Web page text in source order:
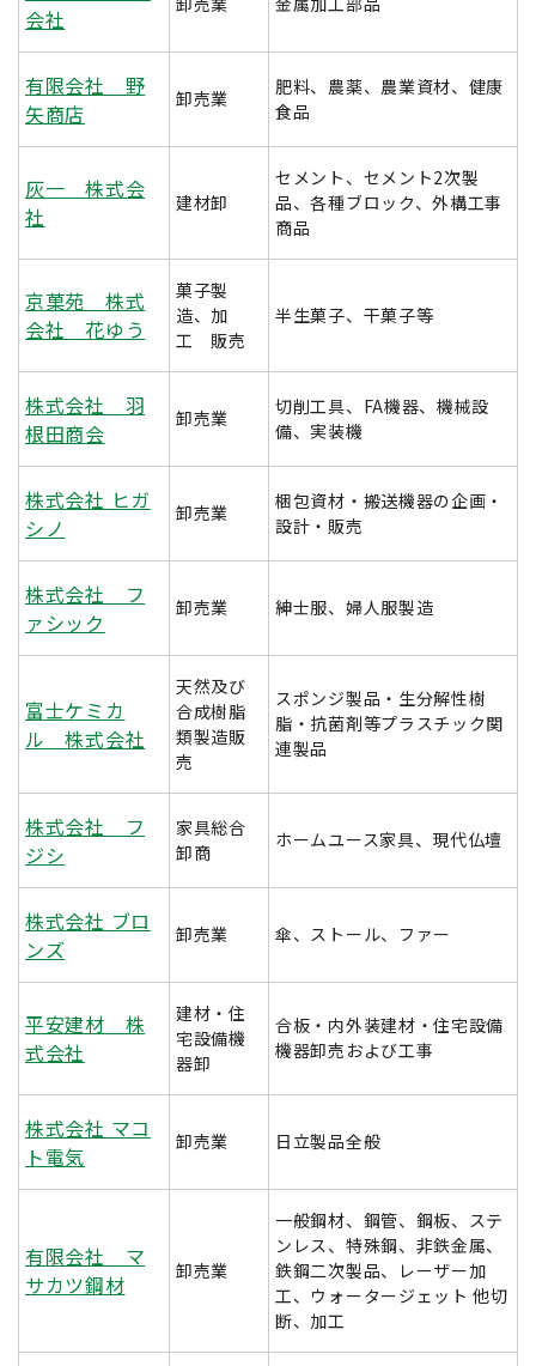
会社
有限会社 野
矢商店
卸売業
肥料、農薬、農業資材、健康
食品
灰一 株式会
社
建材卸
セメント、セメント2次製
品、各種ブロック、外構工事
商品
京菓苑 株式
会社 花ゆう
菓子製
造、加
工 販売
半生菓子、干菓子等
株式会社 羽
根田商会
卸売業
切削工具、FA機器、機械設
備、実装機
株式会社 ヒガ
シノ
卸売業
梱包資材・搬送機器の企画・
設計・販売
株式会社 フ
ァシック
卸売業 紳士服、婦人服製造
富士ケミカ
ル 株式会社
天然及び
合成樹脂
類製造販
売
スポンジ製品・生分解性樹
脂・抗菌剤等プラスチック関
連製品
株式会社 フ
ジシ
家具総合
卸商
ホームユース家具、現代仏壇
株式会社 ブロ
ンズ
卸売業 傘、ストール、ファー
平安建材 株
式会社
建材・住
宅設備機
器卸
合板・内外装建材・住宅設備
機器卸売および工事
株式会社 マコ
ト電気
卸売業 日立製品全般
有限会社 マ
サカツ鋼材
卸売業
一般鋼材、鋼管、鋼板、ステ
ンレス、特殊鋼、非鉄金属、
鉄鋼二次製品、レーザー加
工、ウォータージェット 他切
断、加工